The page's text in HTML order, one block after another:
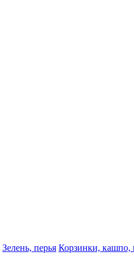
Зелень, перья Корзинки, кашпо,